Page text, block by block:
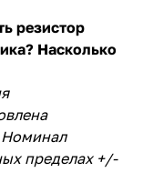
резистор
Насколько
Номинал
пределах +/-